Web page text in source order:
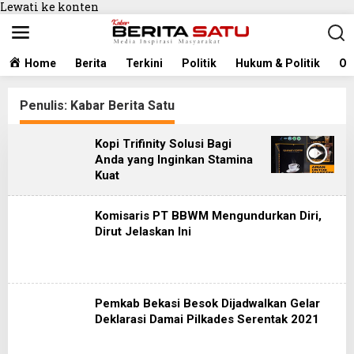
Lewati ke konten
Home Berita Terkini Politik Hukum & Politik
Penulis: Kabar Berita Satu
Kopi Trifinity Solusi Bagi
Anda yang Inginkan Stamina
Kuat
Komisaris PT BBWM Mengundurkan Diri,
Dirut Jelaskan Ini
Pemkab Bekasi Besok Dijadwalkan Gelar
Deklarasi Damai Pilkades Serentak 2021